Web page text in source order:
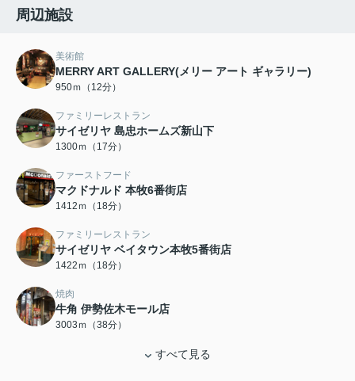
周辺施設
美術館
MERRY ART GALLERY(メリー アート ギャラリー)
950ｍ（12分）
ファミリーレストラン
サイゼリヤ 島忠ホームズ新山下
1300ｍ（17分）
ファーストフード
マクドナルド 本牧6番街店
1412ｍ（18分）
ファミリーレストラン
サイゼリヤ ベイタウン本牧5番街店
1422ｍ（18分）
焼肉
牛角 伊勢佐木モール店
3003ｍ（38分）
すべて見る